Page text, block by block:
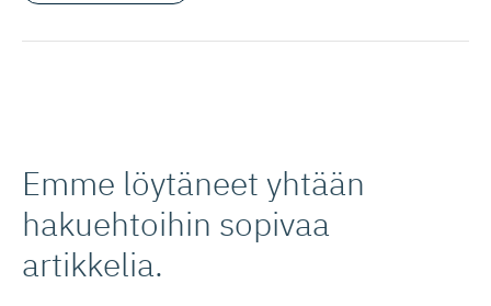
Emme löytäneet yhtään
hakuehtoihin sopivaa
artikkelia.